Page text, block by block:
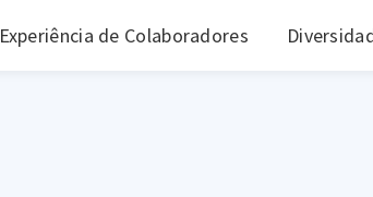
Experiência de Colaboradores